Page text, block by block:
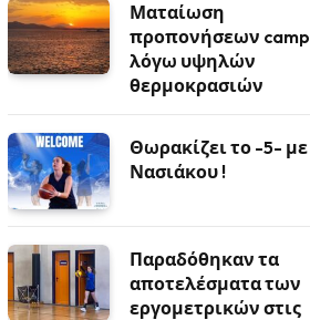
Ματαίωση
προπονήσεων camp
λόγω υψηλών
θερμοκρασιών
Θωρακίζει το -5- με
Νασιάκου !
Παραδόθηκαν τα
αποτελέσματα των
εργομετρικών στις